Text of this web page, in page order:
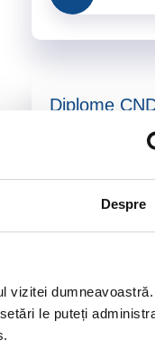
Despre
vizitei
le puteți
Diplome